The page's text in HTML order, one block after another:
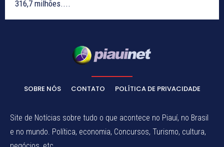
316,7 milhões....
SOBRE NÓS CONTATO POLÍTICA DE PRIVACIDADE
Site de Notícias sobre tudo o que acontece no Piauí, no Brasil
e no mundo. Política, economia, Concursos, Turismo, cultura,